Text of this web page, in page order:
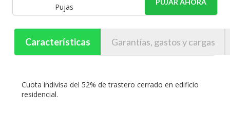
Pujas
PUJAR AHORA
Características Garantías, gastos y cargas
Cuota indivisa del 52% de trastero cerrado en edificio
residencial.